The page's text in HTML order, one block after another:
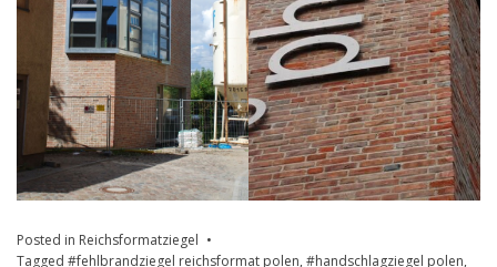
Posted in Reichsformatziegel
Tagged #fehlbrandziegel reichsformat polen, #handschlagziegel polen,